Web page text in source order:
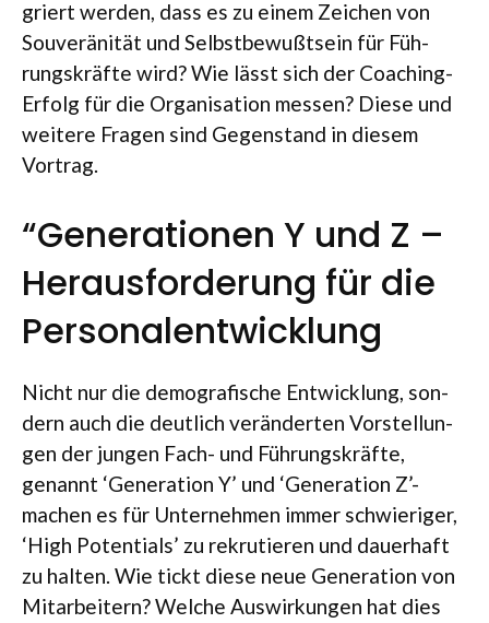
griert wer­den, dass es zu einem Zei­chen von
Sou­ve­rä­ni­tät und Selbst­be­wußt­sein für Füh­
rungs­kräfte wird? Wie lässt sich der Coa­ching-
Erfolg für die Orga­ni­sa­tion mes­sen? Diese und
wei­tere Fra­gen sind Gegen­stand in die­sem
Vortrag.
“Generationen Y und Z –
Herausforderung für die
Personalentwicklung
Nicht nur die demo­gra­fi­sche Ent­wick­lung, son­
dern auch die deut­lich ver­än­der­ten Vor­stel­lun­
gen der jun­gen Fach- und Füh­rungs­kräfte,
genannt ‘Gene­ra­tion Y’ und ‘Gene­ra­tion Z’-
machen es für Unter­neh­men immer schwie­ri­ger,
‘High Poten­ti­als’ zu rekru­tie­ren und dau­er­haft
zu hal­ten. Wie tickt diese neue Gene­ra­tion von
Mit­ar­bei­tern? Wel­che Aus­wir­kun­gen hat dies